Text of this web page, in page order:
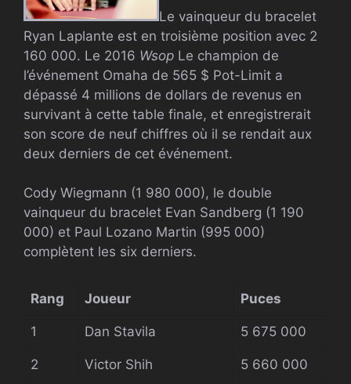
Le vainqueur du bracelet
Ryan Laplante est en troisième position avec 2
160 000. Le 2016 Wsop Le champion de
l’événement Omaha de 565 $ Pot-Limit a
dépassé 4 millions de dollars de revenus en
survivant à cette table finale, et enregistrerait
son score de neuf chiffres où il se rendait aux
deux derniers de cet événement.
Cody Wiegmann (1 980 000), le double
vainqueur du bracelet Evan Sandberg (1 190
000) et Paul Lozano Martin (995 000)
complètent les six derniers.
Rang Joueur Puces
1 Dan Stavila 5 675 000
2 Victor Shih 5 660 000